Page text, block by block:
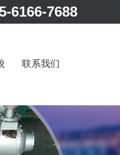
6166-7688
联系我们